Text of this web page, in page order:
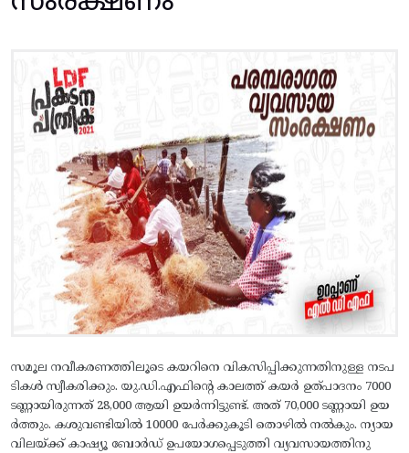
സമൂല നവീകരണത്തിലൂടെ കയറിനെ വികസിപ്പിക്കുന്നതിനുള്ള നടപ
ടികള്‍ സ്വീകരിക്കും. യു.ഡി.എഫിന്റെ കാലത്ത് കയര്‍ ഉത്പാദനം 7000
ടണ്ണായിരുന്നത് 28,000 ആയി ഉയര്‍ന്നിട്ടുണ്ട്. അത് 70,000 ടണ്ണായി ഉയ
ര്‍ത്തും. കശുവണ്ടിയില്‍ 10000 പേര്‍ക്കുകൂടി തൊഴില്‍ നല്‍കും. ന്യായ
വിലയ്ക്ക് കാഷ്യൂ ബോര്‍ഡ് ഉപയോഗപ്പെടുത്തി വ്യവസായത്തിനു